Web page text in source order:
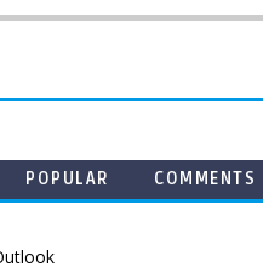
POPULAR COMMENTS